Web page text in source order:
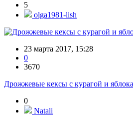
5
olga1981-lish
23 марта 2017, 15:28
0
3670
Дрожжевые кексы с курагой и
0
Natali